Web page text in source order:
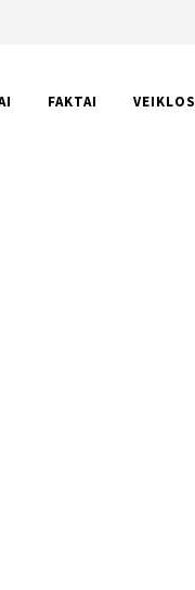
FAKTAI VEIKLOS